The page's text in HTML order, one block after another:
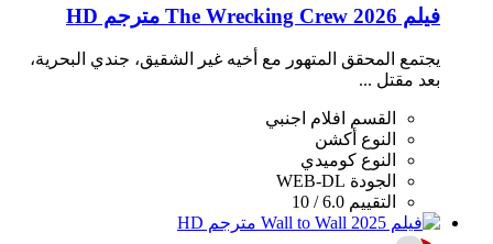
فيلم The Wrecking Crew 2026 مترجم HD
يجتمع المحقق المتهور مع أخيه غير الشقيق، جندي البحرية،
بعد مقتل ...
القسم
افلام اجنبي
النوع أكشن
النوع كوميدي
الجودة WEB-DL
التقييم 6.0 / 10